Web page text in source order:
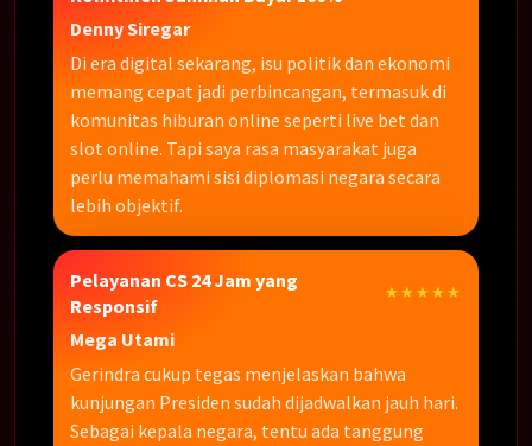
Denny Siregar
Di era digital sekarang, isu politik dan ekonomi
memang cepat jadi perbincangan, termasuk di
komunitas hiburan online seperti live bet dan
slot online. Tapi saya rasa masyarakat juga
perlu memahami sisi diplomasi negara secara
lebih objektif.
Pelayanan CS 24 Jam yang
Responsif
★★★★★
Mega Utami
Gerindra cukup tegas menjelaskan bahwa
kunjungan Presiden sudah dijadwalkan jauh hari.
Sebagai kepala negara, tentu ada tanggung